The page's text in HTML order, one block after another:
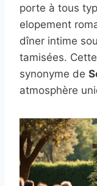
porte à tous
elopement
dîner intime
tamisées.
synonyme de
atmosphère